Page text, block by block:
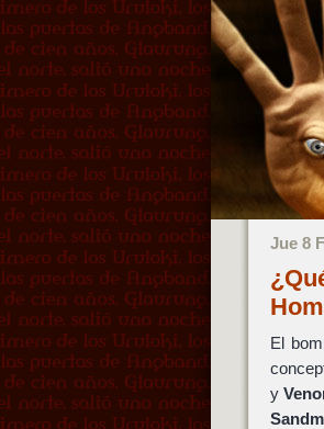
Jue 8
El
y